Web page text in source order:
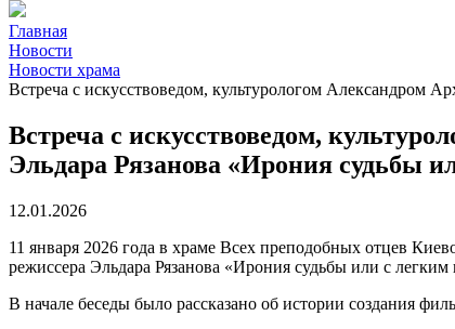
Главная
Новости
Новости храма
Встреча с искусствоведом, культурологом Александром
Встреча с искусствоведом,
Эльдара Рязанова «Ирония судьбы
12.01.2026
11 января 2026 года в храме Всех преподобных отцев
режиссера Эльдара Рязанова «Ирония судьбы или с
В начале беседы было рассказано об истории создания